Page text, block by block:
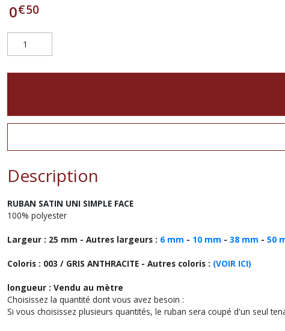
0€50
Description
RUBAN SATIN UNI SIMPLE FACE
100% polyester
Largeur : 25 mm - Autres largeurs : 6 mm - 10 mm - 38 mm - 50
Coloris : 003 / GRIS ANTHRACITE - Autres coloris : (VOIR ICI)
longueur : Vendu au mètre
Choisissez la quantité dont vous avez besoin :
Si vous choisissez plusieurs quantités, le ruban sera coupé d'un seul